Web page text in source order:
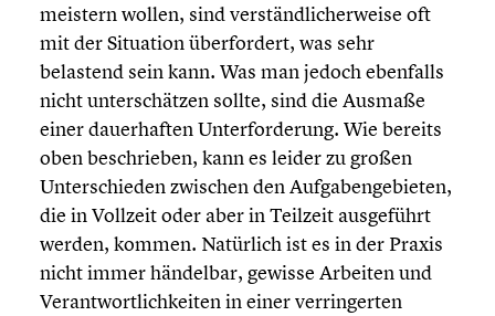
meistern wollen, sind verständ­li­cher­weise oft
mit der Situation überfor­dert, was sehr
belastend sein kann. Was man jedoch ebenfalls
nicht unter­schät­zen sollte, sind die Ausmaße
einer dauer­haf­ten Unter­for­de­rung. Wie bereits
oben beschrie­ben, kann es leider zu großen
Unter­schie­den zwischen den Aufga­ben­ge­bie­ten,
die in Vollzeit oder aber in Teilzeit ausge­führt
werden, kommen. Natürlich ist es in der Praxis
nicht immer händelbar, gewisse Arbeiten und
Verant­wort­lich­kei­ten in einer verrin­ger­ten